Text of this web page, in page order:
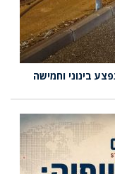
קשה ברחוב הגיבורים בחיפה: בן 50 נפצע בינוני וחמישה